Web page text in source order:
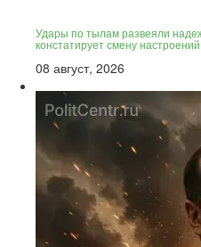
Удары по тылам развеяли
констатирует смену настроений
08 август, 2026